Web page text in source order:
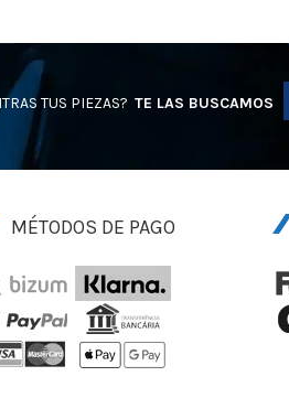
TUS PIEZAS? TE LAS BUSCAMOS
MÉTODOS DE PAGO